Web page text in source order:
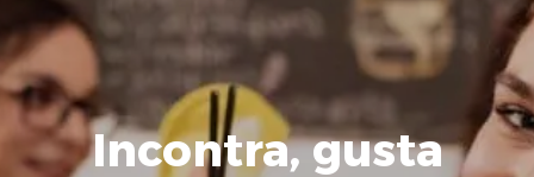
Incontra, gusta